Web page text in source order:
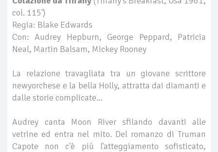
col. 115')
Regia: Blake Edwards
Con: Audrey Hepburn, George Peppard, Patricia
Neal, Martin Balsam, Mickey Rooney
La relazione travagliata tra un giovane scrittore
newyorchese e la bella Holly, attratta dai diamanti e
dalle storie complicate...
Audrey canta Moon River sfilando davanti alle
vetrine ed entra nel mito. Del romanzo di Truman
Capote non c'è più l'atteggiamento sofisticato,